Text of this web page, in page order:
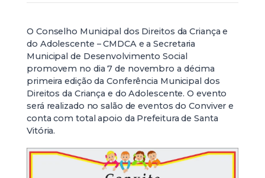
O Conselho Municipal dos Direitos da Criança e
do Adolescente – CMDCA e a Secretaria
Municipal de Desenvolvimento Social
promovem no dia 7 de novembro a décima
primeira edição da Conferência Municipal dos
Direitos da Criança e do Adolescente. O evento
será realizado no salão de eventos do Conviver e
conta com total apoio da Prefeitura de Santa
Vitória.